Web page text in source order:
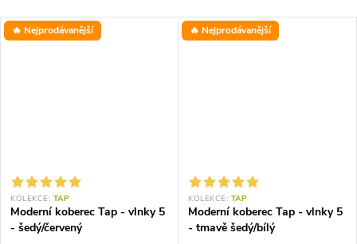
🔥 Nejprodávanější
KOLEKCE: TAP
Moderní koberec Tap - vlnky 5
- šedý/červený
🔥 Nejprodávanější
KOLEKCE: TAP
Moderní koberec Tap - vlnky 5
- tmavě šedý/bílý